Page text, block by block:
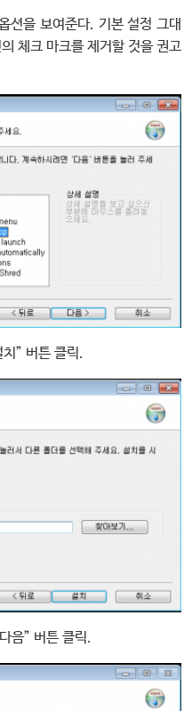
을 보여준다. 기본 설정 그대
체크 마크를 제거할 것을 권고
” 버튼 클릭.
음” 버튼 클릭.